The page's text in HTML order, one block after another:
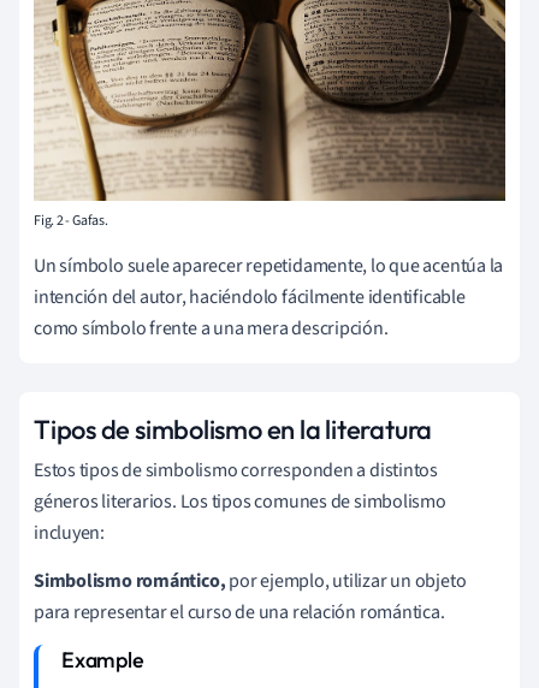
Fig. 2 - Gafas.
Un símbolo suele aparecer repetidamente, lo que acentúa la
intención del autor, haciéndolo fácilmente identificable
como símbolo frente a una mera descripción.
Tipos de simbolismo en la literatura
Estos tipos de simbolismo corresponden a distintos
géneros literarios. Los tipos comunes de simbolismo
incluyen:
Simbolismo romántico,por ejemplo, utilizar un objeto
para representar el curso de una relación romántica.